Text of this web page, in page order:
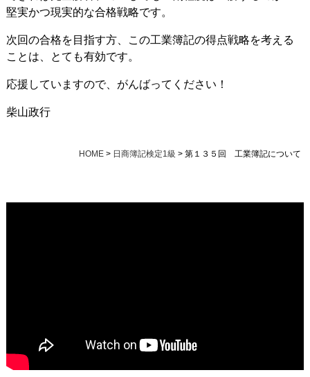
堅実かつ現実的な合格戦略です。
次回の合格を目指す方、この工業簿記の得点戦略を考える
ことは、とても有効です。
応援していますので、がんばってください！
柴山政行
HOME> 日商簿記検定1級 > 第１３５回 工業簿記について